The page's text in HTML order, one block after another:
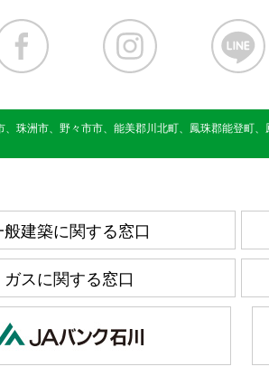
珠洲市、野々市市、能美郡川北町、鳳珠郡能登町
般建築に関する窓口
ガスに関する窓口